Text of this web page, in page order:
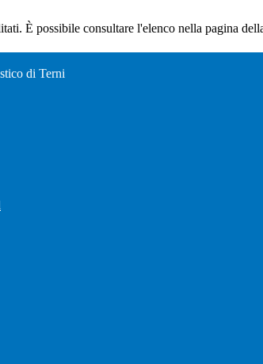
È possibile consultare l'elenco nella pagina
di Terni